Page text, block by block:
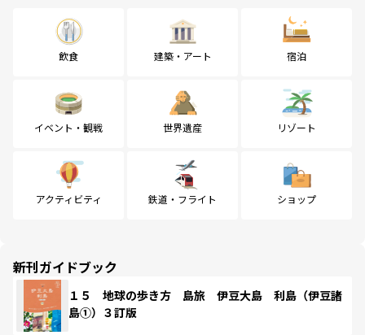
飲食 建築・アート 宿泊
イベント・観戦 世界遺産 リゾート
アクティビティ 鉄道・フライト ショップ
新刊ガイドブック
１５ 地球の歩き方 島旅 伊豆大島 利島（伊豆諸
島①）３訂版